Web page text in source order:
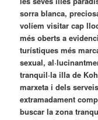
sorra blanca,
volíem visitar cap
més oberts a
turístiques més
sexual,
tranquil·la illa de
marxeta i dels
extramadament
buscar la zona